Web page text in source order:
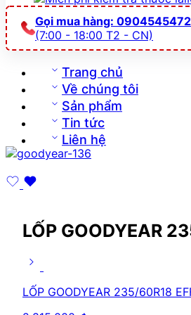
Gọi mua hàng: 0904545472
(7:00 - 18:00 T2 - CN)
Trang chủ
Về chúng tôi
Sản phẩm
Tin tức
Liên hệ
LỐP GOODYEAR
LỐP GOODYEAR 235/60R18